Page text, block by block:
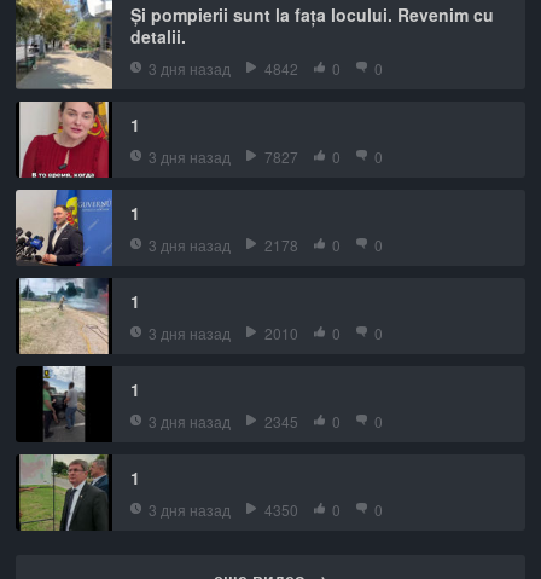
Și pompierii sunt la fața locului. Revenim cu
detalii.
3 дня назад 4842 0 0
1
3 дня назад 7827 0 0
1
3 дня назад 2178 0 0
1
3 дня назад 2010 0 0
1
3 дня назад 2345 0 0
1
3 дня назад 4350 0 0